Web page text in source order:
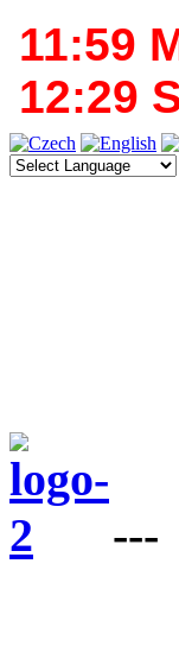
11:59
12:29
---